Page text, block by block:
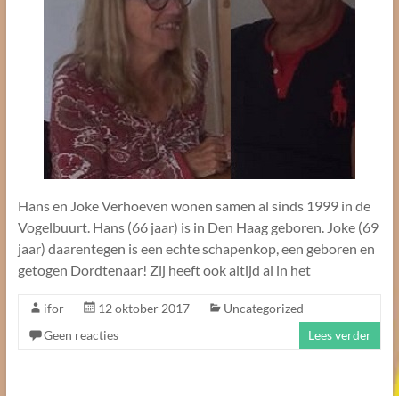
Hans en Joke Verhoeven wonen samen al sinds 1999 in de
Vogelbuurt. Hans (66 jaar) is in Den Haag geboren. Joke (69
jaar) daarentegen is een echte schapenkop, een geboren en
getogen Dordtenaar! Zij heeft ook altijd al in het
ifor 12 oktober 2017
Uncategorized
Geen reacties
Lees verder